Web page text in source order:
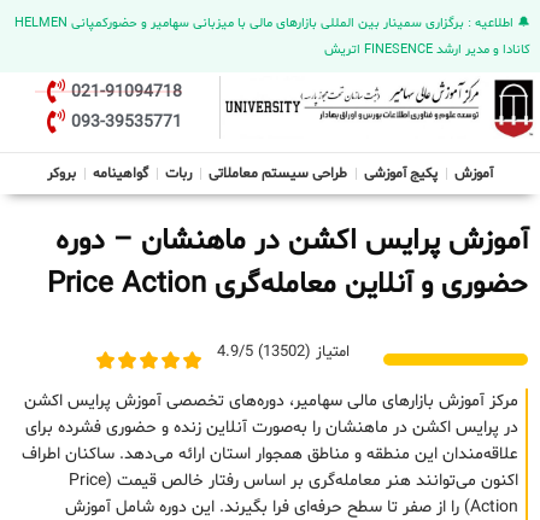
🔔 اطلاعیه : برگزاری سمینار بین المللی بازارهای مالی با میزبانی سهامیر و حضورکمپانی HELMEN
کانادا و مدیر ارشد FINESENCE اتریش
021-91094718
093-39535771
آموزش پکیج آموزشی طراحی سیستم معاملاتی ربات گواهینامه بروکر
آموزش پرایس اکشن در ماهنشان – دوره
حضوری و آنلاین معامله‌گری Price Action
امتیاز (13502) 4.9/5
مرکز آموزش بازارهای مالی سهامیر، دوره‌های تخصصی آموزش پرایس اکشن
در پرایس اکشن در ماهنشان را به‌صورت آنلاین زنده و حضوری فشرده برای
علاقه‌مندان این منطقه و مناطق همجوار استان ارائه می‌دهد. ساکنان اطراف
اکنون می‌توانند هنر معامله‌گری بر اساس رفتار خالص قیمت (Price
Action) را از صفر تا سطح حرفه‌ای فرا بگیرند. این دوره شامل آموزش